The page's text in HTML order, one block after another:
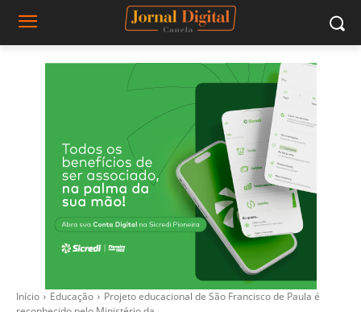
Início Educação
Projeto educacional de São Francisco de Paula é